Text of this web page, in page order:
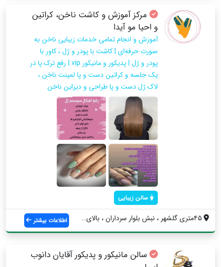
مرکز آموزش و کاشت ناخن، کراتین
و احیا مو آیدا
آموزش و انجام تمامی خدمات زیبایی ناخن به
صورت حرفه‌ای | کاشت با پودر و ژل ، کاور با
پودر و ژل | پدیکور و مانیکور vip | رفع ترک پا در
یک جلسه و کراتین دست و پا لمینت ناخن ،
لاک ژل دست و پا طراحی و دیزاین ناخن
سالن زیبایی
اطلاعات بیشتر
سالن مانیکور و پدیکور آقایان دانوب